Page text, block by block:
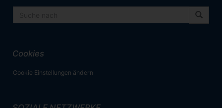
Cookies
Cookie Einstellungen ändern